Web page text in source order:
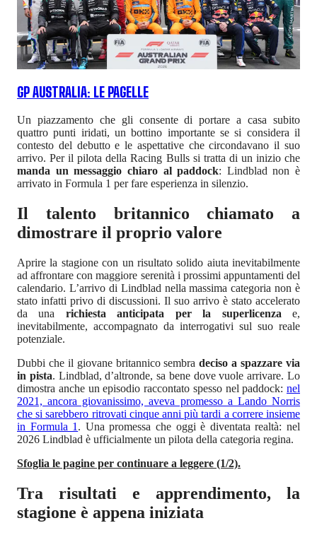
GP AUSTRALIA: LE PAGELLE
Un piazzamento che gli consente di portare a casa subito
quattro punti iridati, un bottino importante se si considera il
contesto del debutto e le aspettative che circondavano il suo
arrivo. Per il pilota della Racing Bulls si tratta di un inizio che
manda un messaggio chiaro al paddock: Lindblad non è
arrivato in Formula 1 per fare esperienza in silenzio.
Il talento britannico chiamato a
dimostrare il proprio valore
Aprire la stagione con un risultato solido aiuta inevitabilmente
ad affrontare con maggiore serenità i prossimi appuntamenti del
calendario. L’arrivo di Lindblad nella massima categoria non è
stato infatti privo di discussioni. Il suo arrivo è stato accelerato
da una richiesta anticipata per la superlicenza e,
inevitabilmente, accompagnato da interrogativi sul suo reale
potenziale.
Dubbi che il giovane britannico sembradeciso a spazzare via
in pista. Lindblad, d’altronde, sa bene dove vuole arrivare. Lo
dimostra anche un episodio raccontato spesso nel paddock: nel
2021, ancora giovanissimo, aveva promesso a Lando Norris
che si sarebbero ritrovati cinque anni più tardi a correre insieme
in Formula 1 . Una promessa che oggi è diventata realtà: nel
2026 Lindblad è ufficialmente un pilota della categoria regina.
Sfoglia le pagine per continuare a leggere (1/2).
Tra risultati e apprendimento, la
stagione è appena iniziata